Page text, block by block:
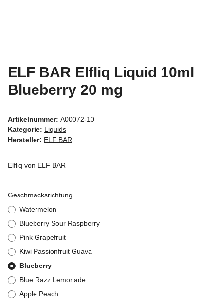
ELF BAR Elfliq Liquid 10ml
Blueberry 20 mg
Artikelnummer: A00072-10
Kategorie: Liquids
Hersteller: ELF BAR
Elfliq von ELF BAR
Geschmacksrichtung
Watermelon
Blueberry Sour Raspberry
Pink Grapefruit
Kiwi Passionfruit Guava
Blueberry
Blue Razz Lemonade
Apple Peach